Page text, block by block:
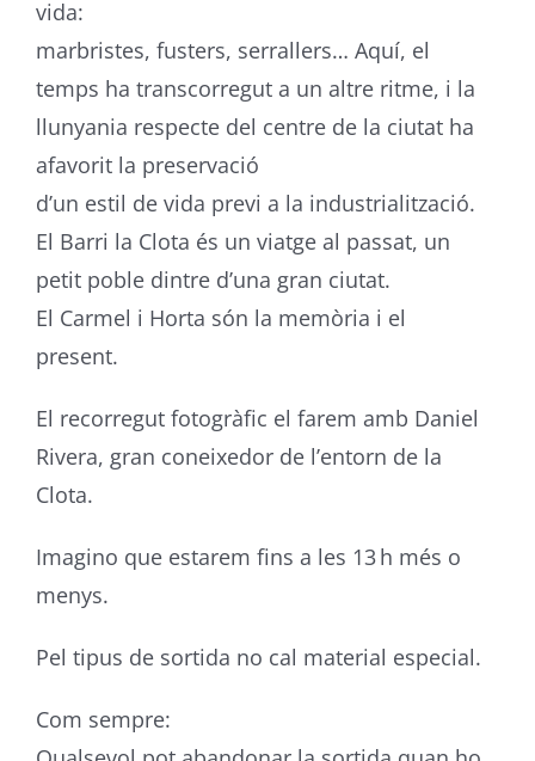
vida:
marbristes, fusters, serrallers… Aquí, el
temps ha transcorregut a un altre ritme, i la
llunyania respecte del centre de la ciutat ha
afavorit la preservació
d’un estil de vida previ a la industrialització.
El Barri la Clota és un viatge al passat, un
petit poble dintre d’una gran ciutat.
El Carmel i Horta són la memòria i el
present.
El recorregut fotogràfic el farem amb Daniel
Rivera, gran coneixedor de l’entorn de la
Clota.
Imagino que estarem fins a les 13 h més o
menys.
Pel tipus de sortida no cal material especial.
Com sempre: